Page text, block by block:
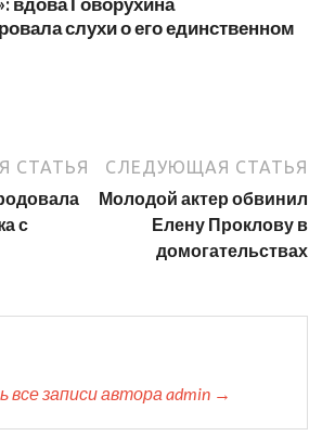
слухи о его единственном
СТАТЬЯ
с
СЛЕДУЮЩАЯ СТАТЬЯ
Молодой актер обвинил
Елену Проклову в
домогательствах
записи автора admin →